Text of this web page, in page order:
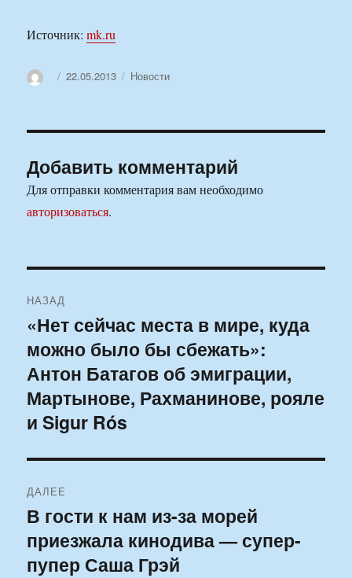
Источник:mk.ru
АвторОпубликовано
22.05.2013 Рубрики
Новости
Добавить комментарий
Для отправки комментария вам необходимо
авторизоваться.
по
записям
НАЗАД
Предыдущая
запись:
«Нет сейчас места в мире, куда
можно было бы сбежать»:
Антон Батагов об эмиграции,
Мартынове, Рахманинове, рояле
и Sigur Rós
ДАЛЕЕ
Следующая
запись:
В гости к нам из-за морей
приезжала кинодива — супер-
пупер Саша Грэй